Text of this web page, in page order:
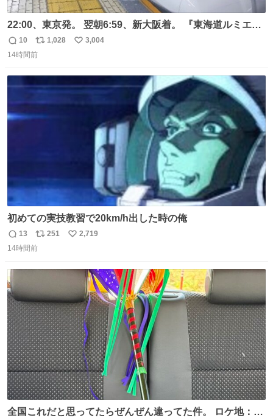
22:00、東京発。 翌朝6:59、新大阪着。 『東海道ルミエー
ルエクスプレス』が今夜、初運行！ 岐阜羽島駅で夜を越す
東海道新幹線。寝台列車じゃないのに、朝まで新幹線とい
エクスプレス
返
信
10
リ
ポ
ト
1,028
い
数
3,004
14時間前
初めての実技教習で20km/h出した時の俺
返
信
13
リ
ポ
数
251
い
2,719
14時間前
全国これだと思ってたらぜんぜん違ってた件。 ロケ地：広